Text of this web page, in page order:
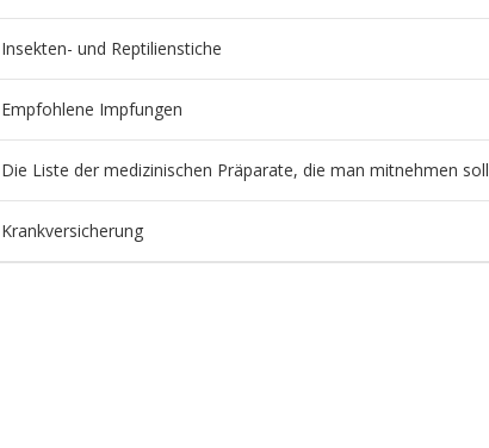
Insekten- und Reptilienstiche
Empfohlene Impfungen
Die Liste der medizinischen Präparate, die man mitnehmen soll
Krankversicherung